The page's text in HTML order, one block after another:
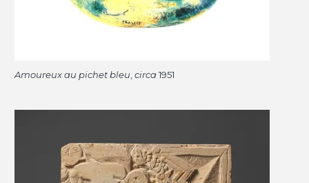
Amoureux au pichet bleu,circa1951